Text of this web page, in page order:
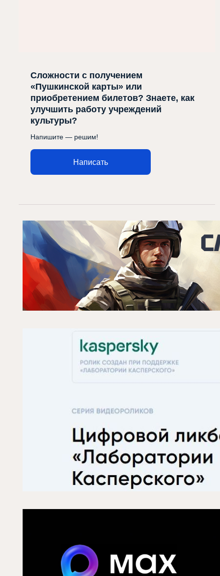
Сложности с получением
«Пушкинской карты» или
приобретением билетов? Знаете, как
улучшить работу учреждений
культуры?
Напишите — решим!
Написать